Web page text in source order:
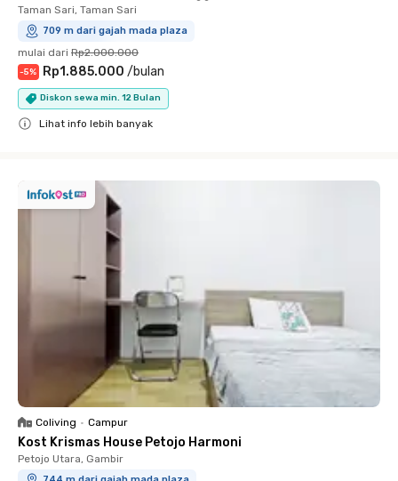
Taman Sari, Taman Sari
709 m dari gajah mada plaza
mulai dari Rp2.000.000
-5% Rp1.885.000 /bulan
Diskon sewa min. 12 Bulan
Lihat info lebih banyak
Coliving • Campur
Kost Krismas House Petojo Harmoni
Petojo Utara, Gambir